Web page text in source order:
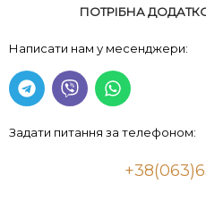
ПОТРІБНА
Написати нам у месенджери:
Задати питання за телефоном: